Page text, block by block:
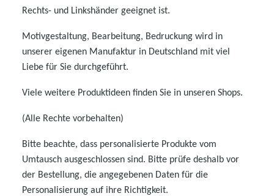
Rechts- und Linkshänder geeignet ist.
Motivgestaltung, Bearbeitung, Bedruckung wird in
unserer eigenen Manufaktur in Deutschland mit viel
Liebe für Sie durchgeführt.
Viele weitere Produktideen finden Sie in unseren Shops.
(Alle Rechte vorbehalten)
Bitte beachte, dass personalisierte Produkte vom
Umtausch ausgeschlossen sind. Bitte prüfe deshalb vor
der Bestellung, die angegebenen Daten für die
Personalisierung auf ihre Richtigkeit.